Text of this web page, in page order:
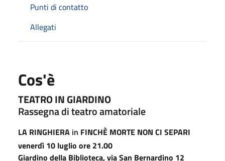
Punti di contatto
Allegati
Cos'è
TEATRO IN GIARDINO
Rassegna di teatro amatoriale
LA RINGHIERA in FINCHÈ MORTE NON CI SEPARI
venerdì 10 luglio ore 21.00
Giardino della Biblioteca, via San Bernardino 12